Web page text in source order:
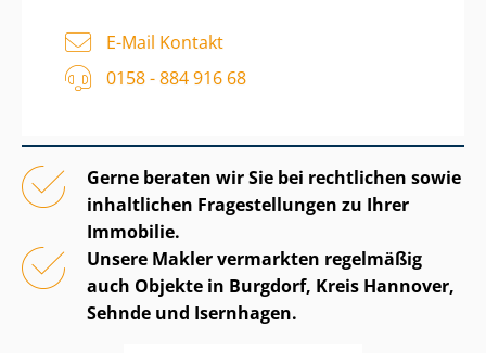
E-Mail Kontakt
0158 - 884 916 68
Gerne beraten wir Sie bei rechtlichen sowie
inhaltlichen Fragestellungen zu Ihrer
Immobilie.
Unsere Makler vermarkten regelmäßig
auch Objekte in Burgdorf, Kreis Hannover,
Sehnde und Isernhagen.